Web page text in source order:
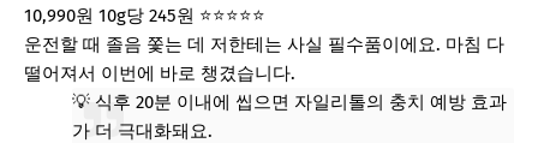
10,990원 10g당 245원 ⭐⭐⭐⭐⭐
운전할 때 졸음 쫓는 데 저한테는 사실 필수품이에요. 마침 다
떨어져서 이번에 바로 챙겼습니다.
💡 식후 20분 이내에 씹으면 자일리톨의 충치 예방 효과
가 더 극대화돼요.